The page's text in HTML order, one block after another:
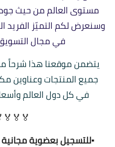
مستوى العالم من حيث
وسنعرض لكم التميّز
في مجال التسويق
يتضمن موقعنا هذا شرحاً
في كل دول العالم